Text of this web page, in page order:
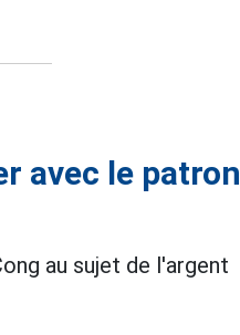
avec le patron
au sujet de l'argent